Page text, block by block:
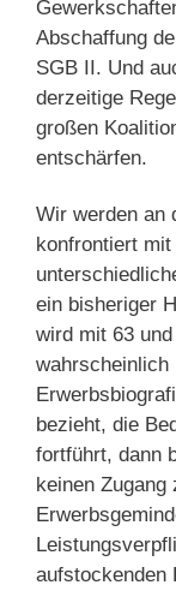
Abschaffung
SGB II. Und
derzeitige
großen
entschärfen.
Wir werden an
konfrontiert
ein bisheriger
wird mit 63
bezieht, die
fortführt, dann
keinen Zugang
aufstockenden